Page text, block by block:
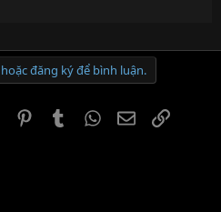
đăng ký để bình luận.
Reddit PinterestTumblrWhatsApp
EmailLink